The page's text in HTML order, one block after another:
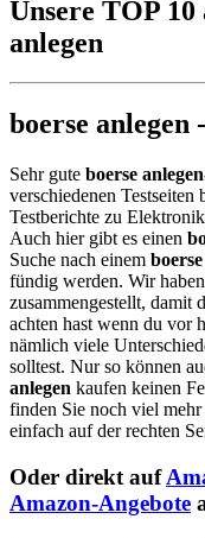
Unsere TOP
anlegen
boerse
Sehr gute boerse anlegen
verschiedenen
Testberichte zu
Auch hier gibt es einen
Suche nach einem
fündig werden. Wir
zusammengestellt, damit
achten hast wenn du vor
nämlich viele
solltest. Nur so können
anlegen kaufen keinen
finden Sie noch viel
einfach auf der rechten
Oder direkt auf
Amazon-Angebote